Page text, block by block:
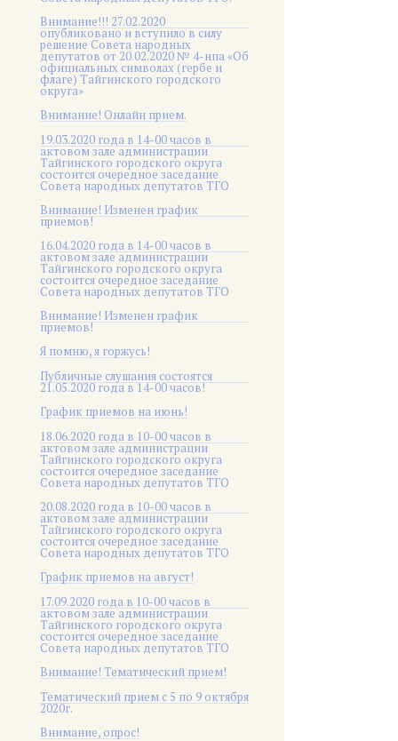
Внимание!!! 27.02.2020
опубликовано и вступило в силу
решение Совета народных
депутатов от 20.02.2020 № 4-нпа «Об
официальных символах (гербе и
флаге) Тайгинского городского
округа»
Внимание! Онлайн прием.
19.03.2020 года в 14-00 часов в
актовом зале администрации
Тайгинского городского округа
состоится очередное заседание
Совета народных депутатов ТГО
Внимание! Изменен график
приемов!
16.04.2020 года в 14-00 часов в
актовом зале администрации
Тайгинского городского округа
состоится очередное заседание
Совета народных депутатов ТГО
Внимание! Изменен график
приемов!
Я помню, я горжусь!
Публичные слушания состоятся
21.05.2020 года в 14-00 часов!
График приемов на июнь!
18.06.2020 года в 10-00 часов в
актовом зале администрации
Тайгинского городского округа
состоится очередное заседание
Совета народных депутатов ТГО
20.08.2020 года в 10-00 часов в
актовом зале администрации
Тайгинского городского округа
состоится очередное заседание
Совета народных депутатов ТГО
График приемов на август!
17.09.2020 года в 10-00 часов в
актовом зале администрации
Тайгинского городского округа
состоится очередное заседание
Совета народных депутатов ТГО
Внимание! Тематический прием!
Тематический прием с 5 по 9 октября
2020г.
Внимание, опрос!